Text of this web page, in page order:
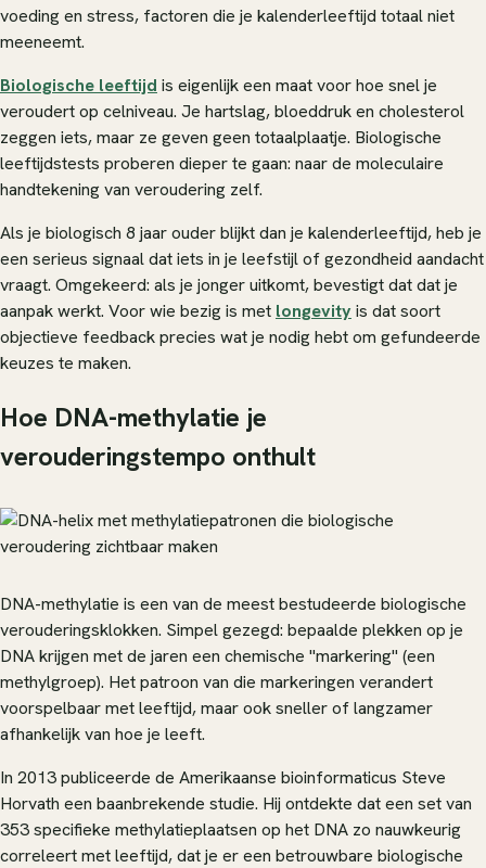
voeding en stress, factoren die je kalenderleeftijd totaal niet
meeneemt.
Biologische leeftijd is eigenlijk een maat voor hoe snel je
veroudert op celniveau. Je hartslag, bloeddruk en cholesterol
zeggen iets, maar ze geven geen totaalplaatje. Biologische
leeftijdstests proberen dieper te gaan: naar de moleculaire
handtekening van veroudering zelf.
Als je biologisch 8 jaar ouder blijkt dan je kalenderleeftijd, heb je
een serieus signaal dat iets in je leefstijl of gezondheid aandacht
vraagt. Omgekeerd: als je jonger uitkomt, bevestigt dat dat je
aanpak werkt. Voor wie bezig is met longevityis dat soort
objectieve feedback precies wat je nodig hebt om gefundeerde
keuzes te maken.
Hoe DNA-methylatie je
verouderingstempo onthult
DNA-methylatie is een van de meest bestudeerde biologische
verouderingsklokken. Simpel gezegd: bepaalde plekken op je
DNA krijgen met de jaren een chemische "markering" (een
methylgroep). Het patroon van die markeringen verandert
voorspelbaar met leeftijd, maar ook sneller of langzamer
afhankelijk van hoe je leeft.
In 2013 publiceerde de Amerikaanse bioinformaticus Steve
Horvath een baanbrekende studie. Hij ontdekte dat een set van
353 specifieke methylatieplaatsen op het DNA zo nauwkeurig
correleert met leeftijd, dat je er een betrouwbare biologische